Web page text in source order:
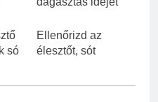
só
Ellenőrizd az
élesztőt, sót